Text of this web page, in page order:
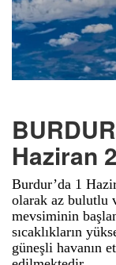
Haziran
Burdur’da 1
olarak az bulutlu
mevsiminin
sıcaklıkların
güneşli havanın